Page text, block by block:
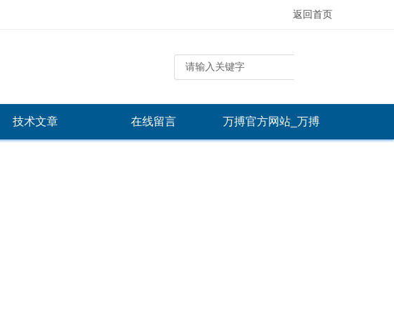
返回首页
技术文章 在线留言 万搏官方网站_万搏